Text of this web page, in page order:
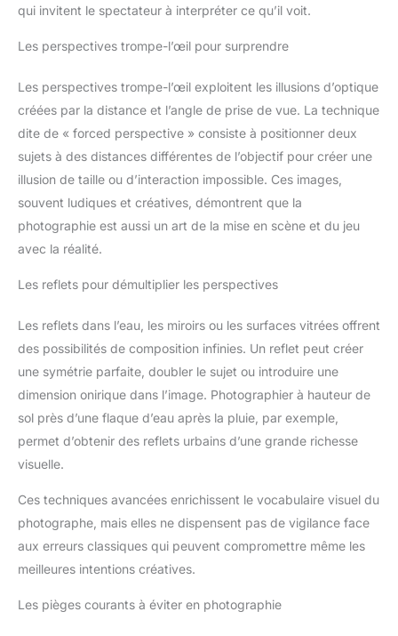
qui invitent le spectateur à interpréter ce qu’il voit.
Les perspectives trompe-l’œil pour surprendre
Les perspectives trompe-l’œil exploitent les illusions d’optique
créées par la distance et l’angle de prise de vue. La technique
dite de « forced perspective » consiste à positionner deux
sujets à des distances différentes de l’objectif pour créer une
illusion de taille ou d’interaction impossible. Ces images,
souvent ludiques et créatives, démontrent que la
photographie est aussi un art de la mise en scène et du jeu
avec la réalité.
Les reflets pour démultiplier les perspectives
Les reflets dans l’eau, les miroirs ou les surfaces vitrées offrent
des possibilités de composition infinies. Un reflet peut créer
une symétrie parfaite, doubler le sujet ou introduire une
dimension onirique dans l’image. Photographier à hauteur de
sol près d’une flaque d’eau après la pluie, par exemple,
permet d’obtenir des reflets urbains d’une grande richesse
visuelle.
Ces techniques avancées enrichissent le vocabulaire visuel du
photographe, mais elles ne dispensent pas de vigilance face
aux erreurs classiques qui peuvent compromettre même les
meilleures intentions créatives.
Les pièges courants à éviter en photographie